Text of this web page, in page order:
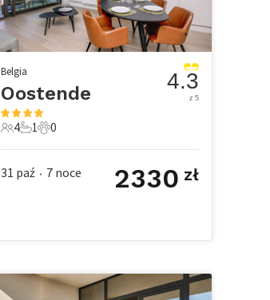
Belgia
Oostende
4 Goście
4
1 Łazienka
1
0 Zwierzęta domowe
0
4.3
z 5
31 paź • 7 noce 2330 zł